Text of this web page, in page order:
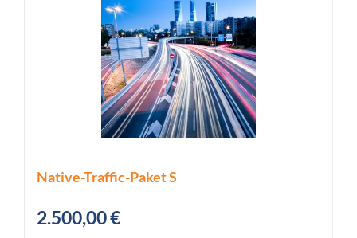
Native-Traffic-Paket S
2.500,00€